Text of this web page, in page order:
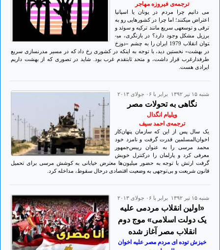
ترجمه‌ی فیروزه مهاجر
می دانیم چرا مردم در یونان یا اسپانیا
اعتراض می­کنند؛ اما چرا در کشورهایی رو به
ترقی و توسعه­ی سریع مانند ترکیه و سوئد و
برزیل مشکل وجود دارد؟ در بازنگری، می­
توان انقلاب 1979 ایران را به چشم «دوزخ
در بهشت» نخستین دید، با توجه به این­که در کشوری رخ داد که در مسیر مدرن­سازی سریع
طرفدارغرب قرار داشت، و متحد ثابت­قدم غرب بود. شاید در تصوری که از بهشت داریم
ایرادی هست.
شنبه ۱۵ تير ۱۳۹۲ برابر با ۰۶ جولای ۲۰۱۳
نگاهی به تحولات مصر
ویلیام انگدال
ترجمه‌ی احمد سیف
یک سال پس از این که سازمان پنهان‌کار
اخوان‌المسلمین قدرت گرفت و نامزد خود
محمد مرسی را به عنوان رییس‌جمهور
معرفی کرد و پارلمان را درکنترل خویش
گرفت ارتش با توجه به حضور میلیون‌ها معترض خیابانی به کوشش مرسی برای تحمیل
قانون شریعت و بی‌توجهی به وضعیت اقتصادی درحال سقوط، مداخله کرد.
شنبه ۱۵ تير ۱۳۹۲ برابر با ۰۶ جولای ۲۰۱۳
«اولین انقلاب مردمی علیه
یک دولت اسلامی» موج دوم
انقلاب مصر آغاز شده
خیزش توده ای مردم مصر علیه اخوان